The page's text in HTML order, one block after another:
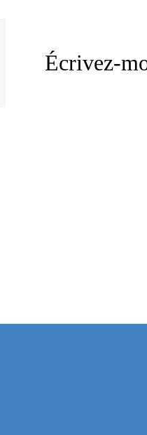
Écrivez-